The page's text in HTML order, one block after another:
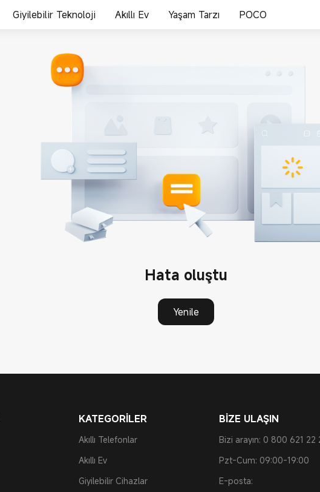
Giyilebilir Teknoloji Akıllı Ev Yaşam Tarzı POCO
Hata oluştu
Yenile
KATEGORİLER
Akıllı Telefonlar
Akıllı Ev
Giyilebilir Cihazlar
BİZE ULAŞIN
Bizi arayın: 0 800 621 22
Pzt-Cum: 09:00-19:00
E-posta: